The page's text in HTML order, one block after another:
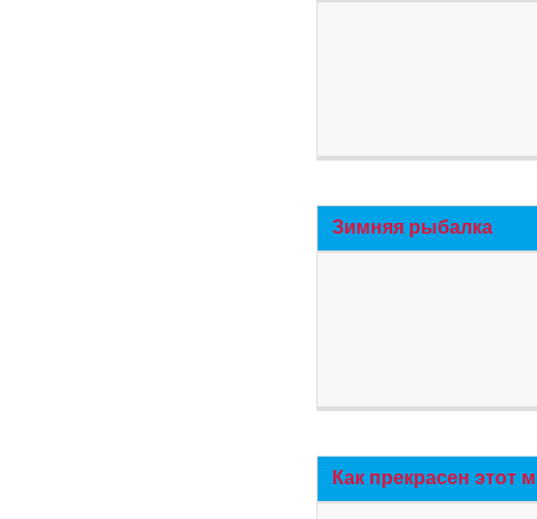
Зимняя рыбалка
Как прекрасен этот